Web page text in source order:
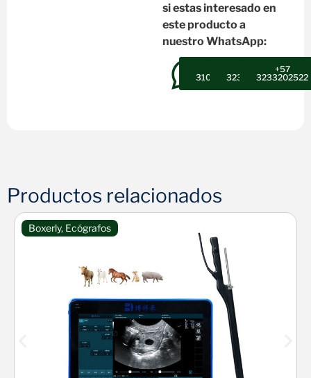
si estas interesado en
este producto a
nuestro WhatsApp:
31026079473232302496
+57
3233202522
Productos relacionados
Boxerly, Ecógrafos